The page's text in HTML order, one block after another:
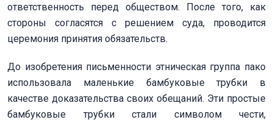
ответственность перед обществом. После того, как
стороны согласятся с решением суда, проводится
церемония принятия обязательств.
До изобретения письменности этническая группа пако
использовала маленькие бамбуковые трубки в
качестве доказательства своих обещаний. Эти простые
бамбуковые трубки стали символом чести,